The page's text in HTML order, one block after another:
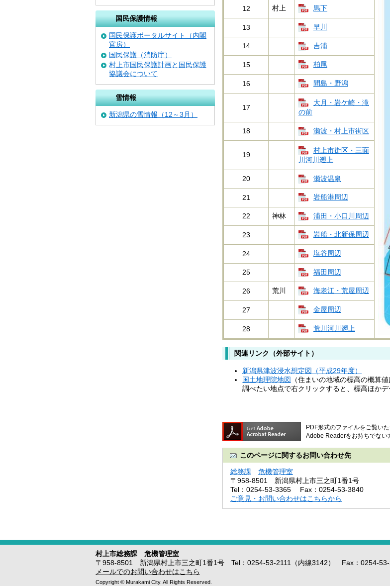
12 村上 馬下
13 早川
14 吉浦
15 柏尾
16 間島・野潟
17
大月・岩ケ崎・滝
の前
18 瀬波・村上市街区
19
村上市街区・三面
川河川遡上
20 瀬波温泉
21 岩船港周辺
22 神林 浦田・小口川周辺
23 岩船・北新保周辺
24 塩谷周辺
25 福田周辺
26 荒川 海老江・荒屋周辺
27 金屋周辺
28 荒川河川遡上
関連リンク（外部サイト）
新潟県津波浸水想定図（平成29年度）
国土地理院地図
（住まいの地域の標高の概算
調べたい地点で右クリックすると、標高ほかデ
PDF形式のファイルをご覧い
Adobe Readerをお持ちでない
このページに関するお問い合わせ先
総務課
危機管理室
〒958-8501
新潟県村上市三之町1番1号
Tel：0254-53-3365
Fax：0254-53-3840
ご意見・お問い合わせはこちらから
国民保護情報
国民保護ポータルサイト（内閣
官房）
国民保護（消防庁）
村上市国民保護計画と国民保護
協議会について
雪情報
新潟県の雪情報（12～3月）
村上市総務課 危機管理室
〒958-8501 新潟県村上市三之町1番1号 Tel：0254-53-2111（内線3142） Fax：0254-53-
メールでのお問い合わせはこちら
Copyright © Murakami City. All Rights Reserved.